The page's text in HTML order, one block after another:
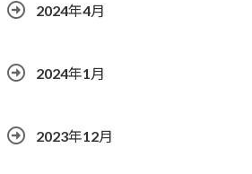
2024年4月
2024年1月
2023年12月